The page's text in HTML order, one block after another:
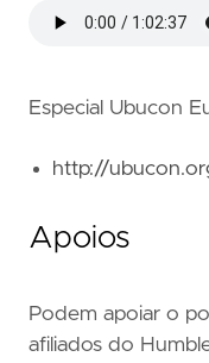
Especial Ubucon
http://
Apoios
Podem apoiar o
afiliados do